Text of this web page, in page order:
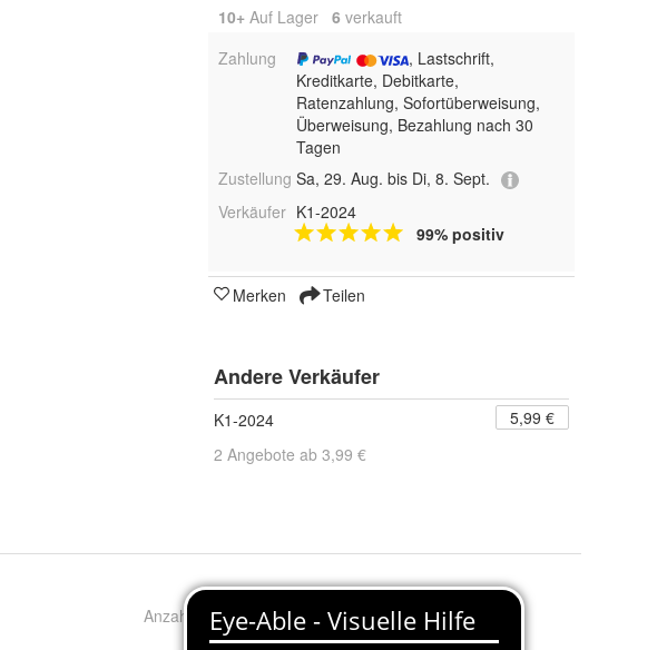
10+ Auf Lager 6 verkauft
Zahlung
, Lastschrift,
Kreditkarte, Debitkarte,
Ratenzahlung, Sofortüberweisung,
Überweisung, Bezahlung nach 30
Tagen
Zustellung Sa, 29. Aug. bis Di, 8. Sept.
Verkäufer K1-2024
99% positiv
Merken Teilen
Andere Verkäufer
K1-2024
5,99 €
2 Angebote ab 3,99 €
Anzahl pro Packung: 1, 3 und 6